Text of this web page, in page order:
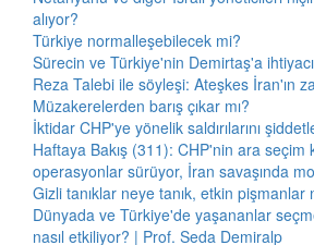
alıyor?
Türkiye normalleşebilecek mi?
Sürecin ve Türkiye'nin Demirtaş'a
Reza Talebi ile söyleşi: Ateşkes İran'ın
Müzakerelerden barış çıkar mı?
İktidar CHP'ye yönelik saldırılarını
Haftaya Bakış (311): CHP'nin ara seçim
operasyonlar sürüyor, İran savaşında
Gizli tanıklar neye tanık, etkin pişmanlar
Dünyada ve Türkiye'de yaşananlar
nasıl etkiliyor? | Prof. Seda Demiralp